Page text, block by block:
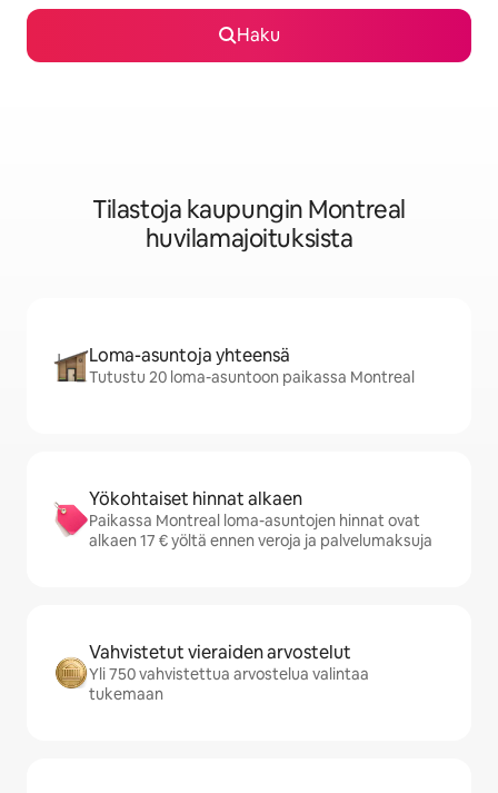
Haku
Tilastoja kaupungin Montreal
huvilamajoituksista
Loma-asuntoja yhteensä
Tutustu 20 loma-asuntoon paikassa Montreal
Yökohtaiset hinnat alkaen
Paikassa Montreal loma-asuntojen hinnat ovat
alkaen 17 € yöltä ennen veroja ja palvelumaksuja
Vahvistetut vieraiden arvostelut
Yli 750 vahvistettua arvostelua valintaa
tukemaan